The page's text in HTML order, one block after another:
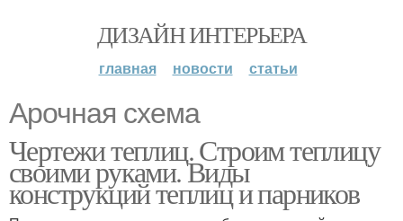
ДИЗАЙН ИНТЕРЬЕРА
главная новости статьи
Арочная схема
Чертежи теплиц. Строим теплицу
своими руками. Виды
конструкций теплиц и парников